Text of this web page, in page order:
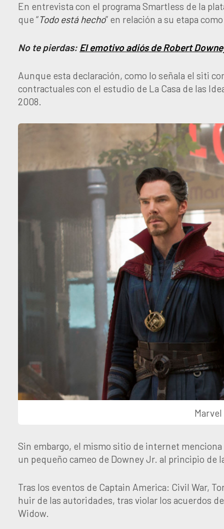
En entrevista con el programa Smartless de la
que “Todo está hecho” en relación a su etapa
No te pierdas: El emotivo adiós de Robert
Aunque esta declaración, como lo señala el siti
contractuales con el estudio de La Casa de las
2008.
Sin embargo, el mismo sitio de internet
un pequeño cameo de Downey Jr. al principio de
Tras los eventos de Captain America: Civil War,
huir de las autoridades, tras violar los acuerdos
Widow.